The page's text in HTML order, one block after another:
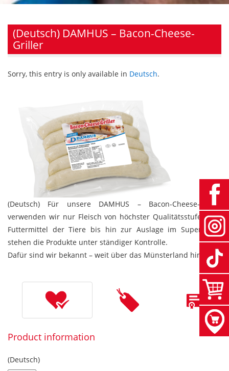
(Deutsch) DAMHUS – Bacon-Cheese-
Griller
Sorry, this entry is only available in Deutsch.
(Deutsch) Für unsere DAMHUS – Bacon-Cheese-Griller
verwenden wir nur Fleisch von höchster Qualitätsstufe. Vom
Futtermittel der Tiere bis hin zur Auslage im Supermarkt
stehen die Produkte unter ständiger Kontrolle.
Dafür sind wir bekannt – weit über das Münsterland hinaus.
Product information
(Deutsch)